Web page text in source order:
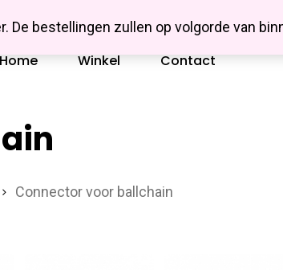
bestellingen zullen op volgorde van
Missbluesieraden
Home Winkel Contact
Connector voor ballchain